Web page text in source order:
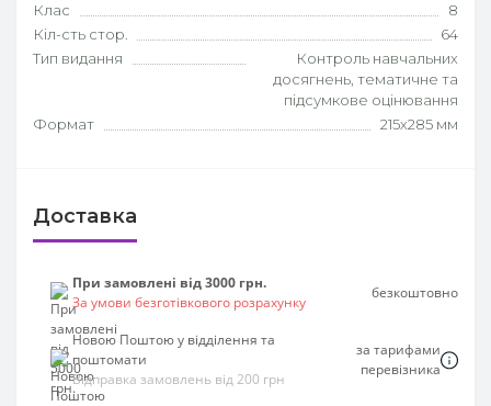
Клас
8
Кіл-сть стор.
64
Тип видання
Контроль навчальних
досягнень, тематичне та
підсумкове оцінювання
Формат
215х285 мм
Доставка
При замовлені від 3000 грн.
За умови безготівкового розрахунку
безкоштовно
Новою Поштою у відділення та
поштомати
Відправка замовлень від 200 грн
за тарифами
перевізника